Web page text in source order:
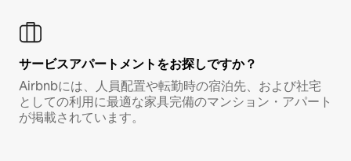
サービスアパートメントをお探しですか？
Airbnbには、人員配置や転勤時の宿泊先、および社宅
としての利用に最適な家具完備のマンション・アパート
が掲載されています。